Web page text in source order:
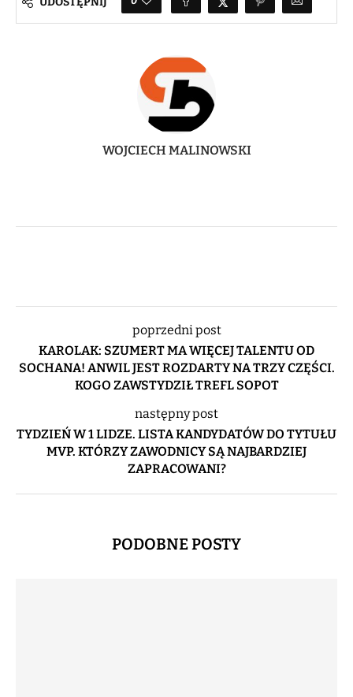
WOJCIECH MALINOWSKI
poprzedni post
KAROLAK: SZUMERT MA WIĘCEJ TALENTU OD
SOCHANA! ANWIL JEST ROZDARTY NA TRZY CZĘŚCI.
KOGO ZAWSTYDZIŁ TREFL SOPOT
następny post
TYDZIEŃ W 1 LIDZE. LISTA KANDYDATÓW DO TYTUŁU
MVP. KTÓRZY ZAWODNICY SĄ NAJBARDZIEJ
ZAPRACOWANI?
PODOBNE POSTY